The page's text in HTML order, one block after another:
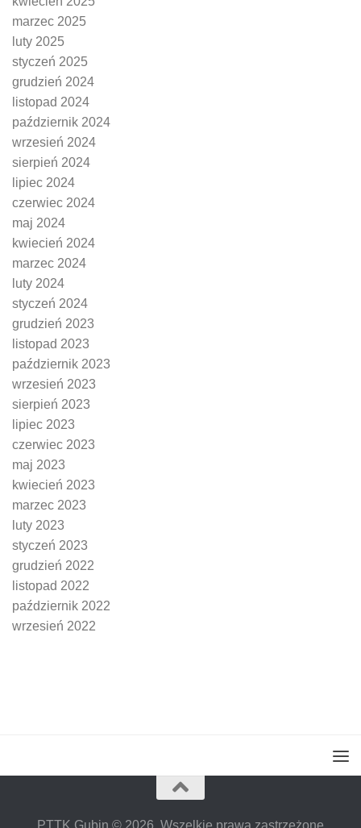
marzec 2025
luty 2025
styczeń 2025
grudzień 2024
listopad 2024
październik 2024
wrzesień 2024
sierpień 2024
lipiec 2024
czerwiec 2024
maj 2024
kwiecień 2024
marzec 2024
luty 2024
styczeń 2024
grudzień 2023
listopad 2023
październik 2023
wrzesień 2023
sierpień 2023
lipiec 2023
czerwiec 2023
maj 2023
kwiecień 2023
marzec 2023
luty 2023
styczeń 2023
grudzień 2022
listopad 2022
październik 2022
wrzesień 2022